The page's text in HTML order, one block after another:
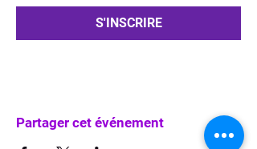
S'INSCRIRE
Partager cet événement